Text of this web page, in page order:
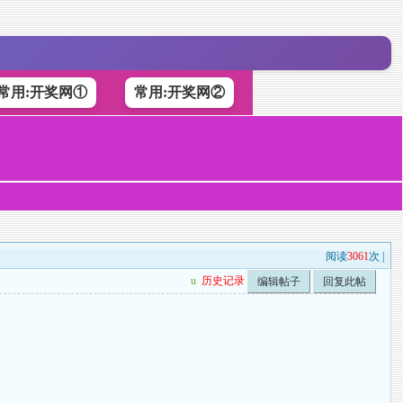
用:开奖网① 常用:开奖网②
阅读3061次 |
u 历史记录 编辑帖子 回复此帖